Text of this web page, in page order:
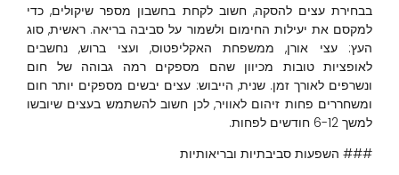
בבחירת עצים להסקה, חשוב לקחת בחשבון מספר שיקולים, כדי
למקסם את יעילות החימום ולשמור על סביבה בריאה. ראשית, סוג
העץ: עצי אורן, ממשפחת האקליפטוס, ועצי ברוש, נחשבים
לאופציות טובות מכיוון שהם מספקים רמה גבוהה של חום
ונשרפים לאורך זמן. שנית, הייבוש: עצים יבשים מספקים יותר חום
ומשחררים פחות זיהום לאוויר, לכן חשוב להשתמש בעצים שיובשו
למשך 6-12 חודשים לפחות.
### השפעות סביבתיות ובריאותיות